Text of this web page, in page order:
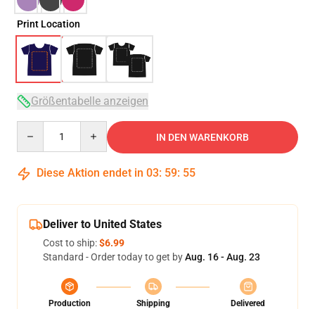
Print Location
Größentabelle anzeigen
IN DEN WARENKORB
Diese Aktion endet in 03: 59: 54
Deliver to United States
Cost to ship:$6.99
Standard - Order today to get byAug. 16 - Aug. 23
Production
Shipping
Delivered